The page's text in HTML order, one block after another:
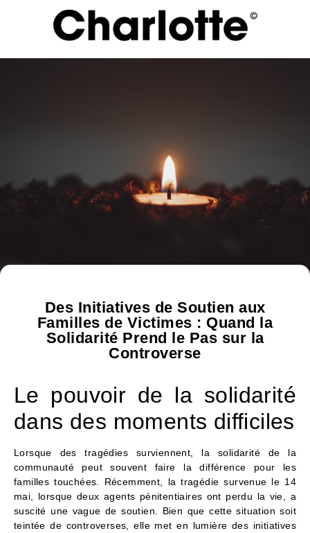
Des Initiatives de Soutien aux
Familles de Victimes : Quand la
Solidarité Prend le Pas sur la
Controverse
Le pouvoir de la solidarité
dans des moments difficiles
Lorsque des tragédies surviennent, la solidarité de la
communauté peut souvent faire la différence pour les
familles touchées. Récemment, la tragédie survenue le 14
mai, lorsque deux agents pénitentiaires ont perdu la vie, a
suscité une vague de soutien. Bien que cette situation soit
teintée de controverses, elle met en lumière des initiatives